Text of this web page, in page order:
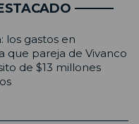
los gastos en
que pareja de Vivanco
de $13 millones